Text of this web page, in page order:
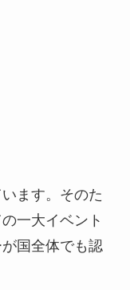
ます。そのた
一大イベント
国全体でも認